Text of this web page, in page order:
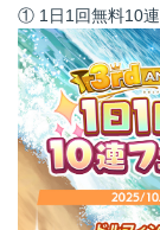
① 1日1回無料10